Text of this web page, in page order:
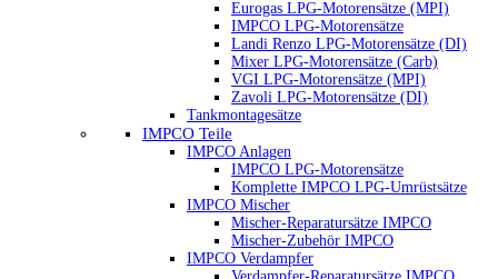
Eurogas LPG-Motorensätze (MPI)
IMPCO LPG-Motorensätze
Landi Renzo LPG-Motorensätze (DI)
Mixer LPG-Motorensätze (Carb)
VGI LPG-Motorensätze (MPI)
Zavoli LPG-Motorensätze (DI)
Tankmontagesätze
IMPCO Teile
IMPCO Anlagen
IMPCO LPG-Motorensätze
Komplette IMPCO LPG-Umrüstsätze
IMPCO Mischer
Mischer-Reparatursätze IMPCO
Mischer-Zubehör IMPCO
IMPCO Verdampfer